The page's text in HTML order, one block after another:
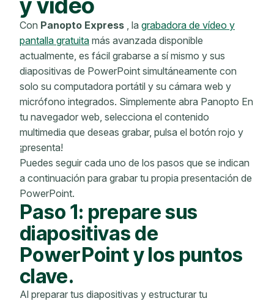
Con Panopto Express , la grabadora de vídeo y
pantalla gratuita más avanzada disponible
actualmente, es fácil grabarse a sí mismo y sus
diapositivas de PowerPoint simultáneamente con
solo su computadora portátil y su cámara web y
micrófono integrados. Simplemente abra Panopto En
tu navegador web, selecciona el contenido
multimedia que deseas grabar, pulsa el botón rojo y
¡presenta!
Puedes seguir cada uno de los pasos que se indican
a continuación para grabar tu propia presentación de
PowerPoint.
Paso 1: prepare sus
diapositivas de
PowerPoint y los puntos
clave.
Al preparar tus diapositivas y estructurar tu